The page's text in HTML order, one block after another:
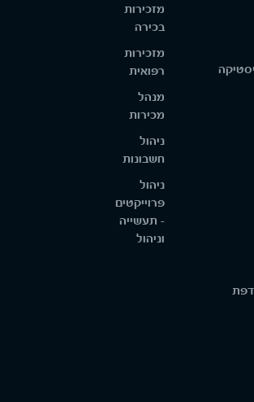
מזכירות
בכירה
מזכירות
רפואית
מנהל
מכירות
ניהול
חשבונות
ניהול
פרוייקטים
- תעשייה
וניהול